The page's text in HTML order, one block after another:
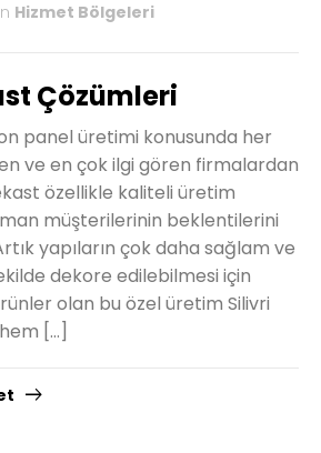
Hizmet Bölgeleri
Çözümleri
panel üretimi konusunda her
ve en çok ilgi gören firmalardan
özellikle kaliteli üretim
müşterilerinin beklentilerini
yapıların çok daha sağlam ve
dekore edilebilmesi için
olan bu özel üretim Silivri
[…]